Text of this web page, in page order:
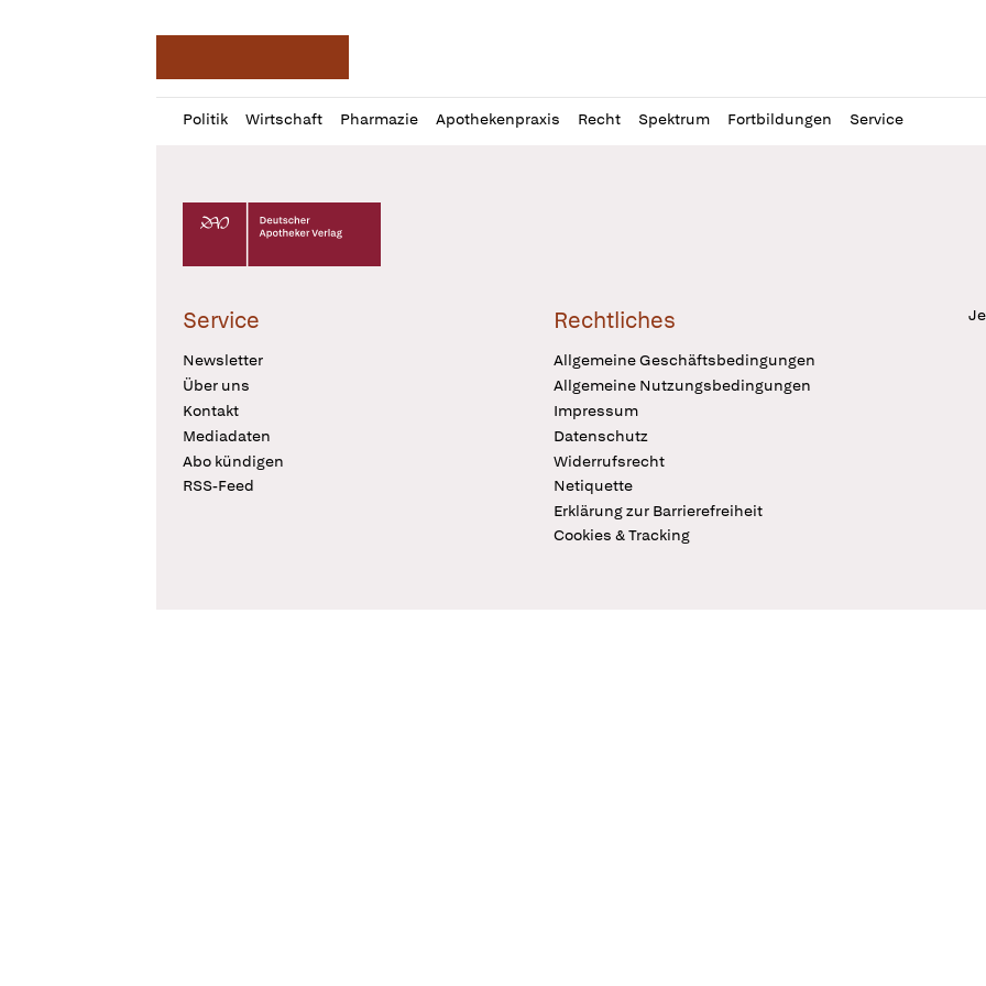
Politik Wirtschaft Pharmazie Apothekenpraxis Recht Spektrum Fortbildungen Service
Profil
öffnen
Daz
Pur
Deutscher Apotheker Verlag Logo
Service
Newsletter
Über uns
Kontakt
Mediadaten
Abo kündigen
RSS-Feed
Rechtliches
Allgemeine Geschäftsbedingungen
Allgemeine Nutzungsbedingungen
Impressum
Datenschutz
Widerrufsrecht
Netiquette
Erklärung zur Barrierefreiheit
Cookies & Tracking